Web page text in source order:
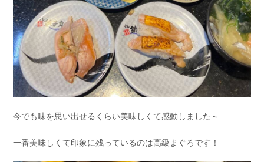
今でも味を思い出せるくらい美味しくて感動しました～
一番美味しくて印象に残っているのは高級まぐろです！